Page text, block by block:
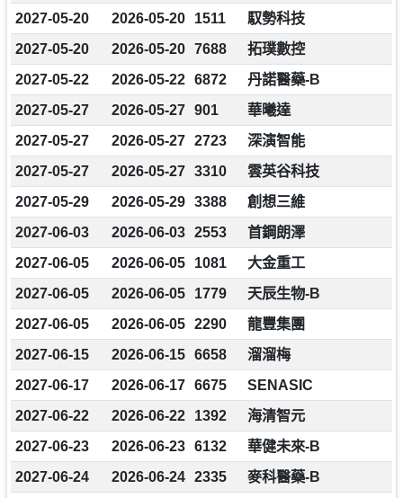
2027-05-20
2026-05-20 1511
馭勢科技
2027-05-20
2026-05-20 7688
拓璞數控
2027-05-22
2026-05-22 6872
丹諾醫藥-B
2027-05-27
2026-05-27 901
華曦達
2027-05-27
2026-05-27 2723
深演智能
2027-05-27
2026-05-27 3310
雲英谷科技
2027-05-29
2026-05-29 3388
創想三維
2027-06-03
2026-06-03 2553
首鋼朗澤
2027-06-05
2026-06-05 1081
大金重工
2027-06-05
2026-06-05 1779
天辰生物-B
2027-06-05
2026-06-05 2290
龍豐集團
2027-06-15
2026-06-15 6658
溜溜梅
2027-06-17
2026-06-17 6675
SENASIC
2027-06-22
2026-06-22 1392
海清智元
2027-06-23
2026-06-23 6132
華健未來-B
2027-06-24
2026-06-24 2335
麥科醫藥-B